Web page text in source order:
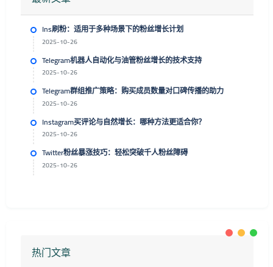
Ins刷粉：适用于多种场景下的粉丝增长计划
2025-10-26
Telegram机器人自动化与油管粉丝增长的技术支持
2025-10-26
Telegram群组推广策略：购买成员数量对口碑传播的助力
2025-10-26
Instagram买评论与自然增长：哪种方法更适合你？
2025-10-26
Twitter粉丝暴涨技巧：轻松突破千人粉丝障碍
2025-10-26
热门文章